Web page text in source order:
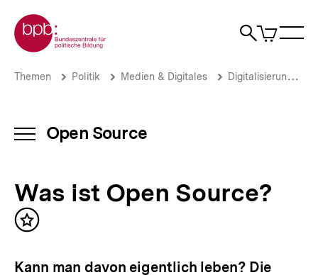
zum
Seiteninhalt
springen
Zur Startseite der bpb
Suche
Artikel
im
Was
Open
bpb.de
Brotkrümelnavigation
Pfadnavigation
Themen Politik Medien & Digitales Digitalisierung
INHALTSNAVIGATION
Open Source
Was ist Open Source?
Inhalt
Kann man davon eigentlich leben? Die